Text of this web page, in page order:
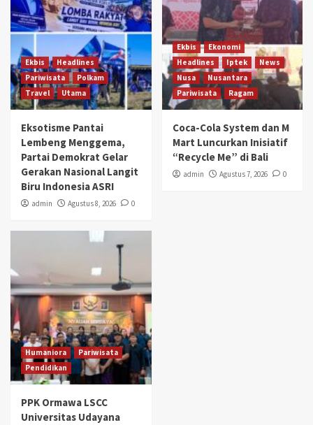
Ekbis
Headlines
Pariwisata
Polkam
Travel
Utama
Eksotisme Pantai
Lembeng Menggema,
Partai Demokrat Gelar
Gerakan Nasional Langit
Biru Indonesia ASRI
admin Agustus 8, 2026 0
Ekbis
Ekonomi
Headlines
Iptek
News
Nusa
Nusantara
Pariwisata
Ragam
Coca-Cola System dan M
Mart Luncurkan Inisiatif
“Recycle Me” di Bali
admin Agustus 7, 2026 0
Humaniora
Pariwisata
Pendidikan
PPK Ormawa LSCC
Universitas Udayana